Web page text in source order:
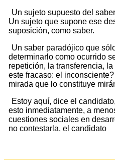
Un sujeto supuesto del
Un sujeto que supone ese
suposición, como saber.
Un saber paradójico que
determinarlo como ocurrido
repetición, la transferencia,
este fracaso: el
mirada que lo constituye
Estoy aquí, dice el
esto inmediatamente, a
cuestiones sociales en
no contestarla, el candidato